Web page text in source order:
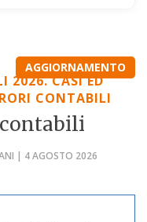
AGGIORNAMENTO
2026. CASI ED
CONTABILI
contabili
| 4 AGOSTO 2026